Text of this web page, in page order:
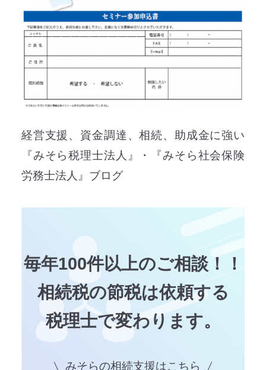
経営支援、資金調達、相続、助成金に強い
『みそら税理士法人』・『みそら社会保険
労務士法人』ブログ
毎年100件以上のご相談！！
相続税の節税は依頼する
税理士で変わります。
みそらの相続支援はこちら